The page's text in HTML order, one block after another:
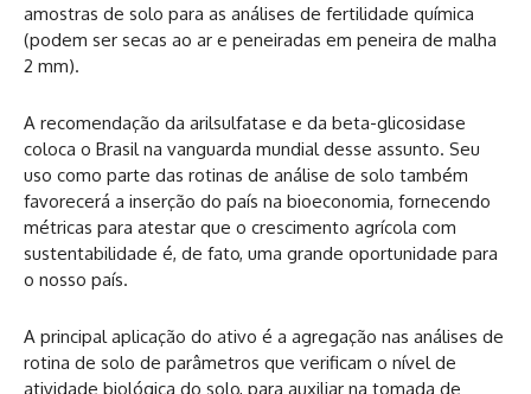
amostras de solo para as análises de fertilidade química
(podem ser secas ao ar e peneiradas em peneira de malha
2 mm).
A recomendação da arilsulfatase e da beta-glicosidase
coloca o Brasil na vanguarda mundial desse assunto. Seu
uso como parte das rotinas de análise de solo também
favorecerá a inserção do país na bioeconomia, fornecendo
métricas para atestar que o crescimento agrícola com
sustentabilidade é, de fato, uma grande oportunidade para
o nosso país.
A principal aplicação do ativo é a agregação nas análises de
rotina de solo de parâmetros que verificam o nível de
atividade biológica do solo, para auxiliar na tomada de